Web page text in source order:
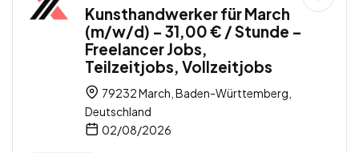
Kunsthandwerker für March
(m/w/d) – 31,00 € / Stunde –
Freelancer Jobs,
Teilzeitjobs, Vollzeitjobs
79232 March, Baden-Württemberg,
Deutschland
02/08/2026